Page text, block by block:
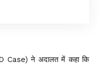
Case) ने अदालत में कहा कि